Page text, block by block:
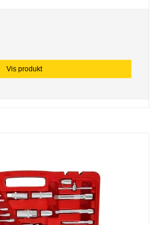
Vis produkt